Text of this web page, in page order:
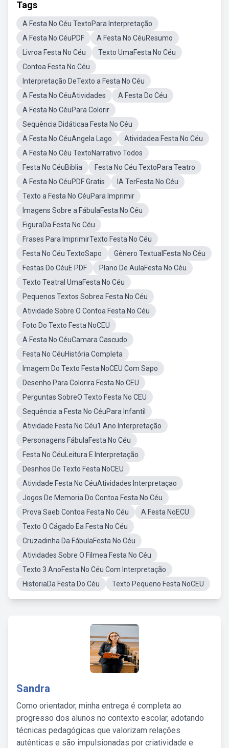
Tags
A Festa No Céu TextoPara Interpretação
A Festa No CéuPDF
A Festa No CéuResumo
Livroa Festa No Céu
Texto UmaFesta No Céu
Contoa Festa No Céu
Interpretação DeTexto a Festa No Céu
A Festa No CéuAtividades
A Festa Do Céu
A Festa No CéuPara Colorir
Sequência Didáticaa Festa No Céu
A Festa No CéuAngela Lago
Atividadea Festa No Céu
A Festa No Céu TextoNarrativo Todos
Festa No CéuBiblia
Festa No Céu TextoPara Teatro
A Festa No CéuPDF Gratis
IA TerFesta No Céu
Texto a Festa No CéuPara Imprimir
Imagens Sobre a FábulaFesta No Céu
FiguraDa Festa No Céu
Frases Para ImprimirTexto Festa No Céu
Festa No Céu TextoSapo
Gênero TextualFesta No Céu
Festas Do CéuE PDF
Plano De AulaFesta No Céu
Texto Teatral UmaFesta No Céu
Pequenos Textos Sobrea Festa No Céu
Atividade Sobre O Contoa Festa No Céu
Foto Do Texto Festa NoCEU
A Festa No CéuCamara Cascudo
Festa No CéuHistória Completa
Imagem Do Texto Festa NoCEU Com Sapo
Desenho Para Colorira Festa No CEU
Perguntas SobreO Texto Festa No CEU
Sequência a Festa No CéuPara Infantil
Atividade Festa No Céu1 Ano Interpretação
Personagens FábulaFesta No Céu
Festa No CéuLeitura E Interpretação
Desnhos Do Texto Festa NoCEU
Atividade Festa No CéuAtividades Interpretaçao
Jogos De Memoria Do Contoa Festa No Céu
Prova Saeb Contoa Festa No Céu
A Festa NoECU
Texto O Cágado Ea Festa No Céu
Cruzadinha Da FábulaFesta No Céu
Atividades Sobre O Filmea Festa No Céu
Texto 3 AnoFesta No Céu Com Interpretação
HistoriaDa Festa Do Céu
Texto Pequeno Festa NoCEU
Sandra
Como orientador, minha entrega é completa ao
progresso dos alunos no contexto escolar, adotando
técnicas pedagógicas que valorizam relações
autênticas e são impulsionadas por criatividade e